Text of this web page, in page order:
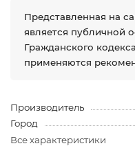
Представленная на
является публичной
Гражданского
применяются
Производитель
Город
Все характеристики